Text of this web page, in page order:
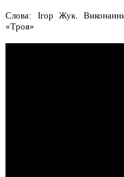
Слова: Ігор Жук.
«Троя»